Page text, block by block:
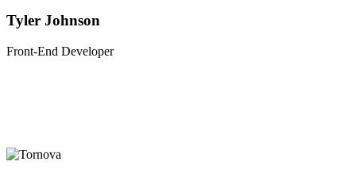
Tyler Johnson
Front-End Developer